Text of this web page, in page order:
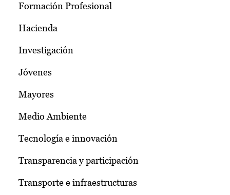
Formación Profesional
Hacienda
Investigación
Jóvenes
Mayores
Medio Ambiente
Tecnología e innovación
Transparencia y participación
Transporte e infraestructuras